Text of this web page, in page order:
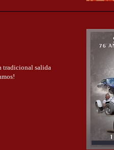
tradicional salida